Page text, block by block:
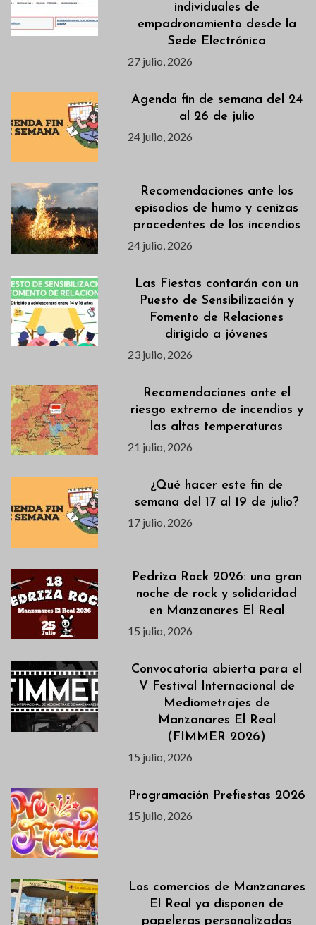
individuales de
empadronamiento desde la
Sede Electrónica
27 julio, 2026
Agenda fin de semana del 24
al 26 de julio
24 julio, 2026
Recomendaciones ante los
episodios de humo y cenizas
procedentes de los incendios
24 julio, 2026
Las Fiestas contarán con un
Puesto de Sensibilización y
Fomento de Relaciones
dirigido a jóvenes
23 julio, 2026
Recomendaciones ante el
riesgo extremo de incendios y
las altas temperaturas
21 julio, 2026
¿Qué hacer este fin de
semana del 17 al 19 de julio?
17 julio, 2026
Pedriza Rock 2026: una gran
noche de rock y solidaridad
en Manzanares El Real
15 julio, 2026
Convocatoria abierta para el
V Festival Internacional de
Mediometrajes de
Manzanares El Real
(FIMMER 2026)
15 julio, 2026
Programación Prefiestas 2026
15 julio, 2026
Los comercios de Manzanares
El Real ya disponen de
papeleras personalizadas